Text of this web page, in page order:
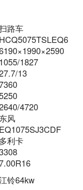
路车
HCQ5075TSLEQ6
1055/1827
13
4720
东风
EQ1075SJ3CDF
多利卡
铃64kw